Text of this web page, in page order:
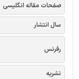
صفحات مقاله انگلیسی
سال انتشار
رفرنس
نشریه